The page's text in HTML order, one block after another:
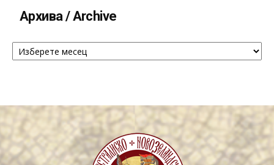
Архива / Archive
Архива